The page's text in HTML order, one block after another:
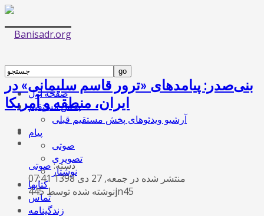
صفحه اول
پخش مستقیم
آرشیو ویدئوهای پخش مستقیم قبلی
پیام
صوتی
تصویری
نوشتار
کتابها
تماس
زندگینامه
بنی‌صدر: پیامدهای «ترور قاسم سلیمانی» در
ایران، منطقه و آمریکا
دسته:صوتی
منتشر شده در جمعه, 27 دی 1398 07:41
نوشته شده توسط 445jn45